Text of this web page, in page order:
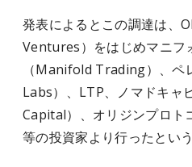
発表によるとこの調達は、
Ventures）をはじめマニフ
（Manifold Trading）、ペ
Labs）、LTP、ノマドキャ
Capital）、オリジンプロト
等の投資家より行ったという